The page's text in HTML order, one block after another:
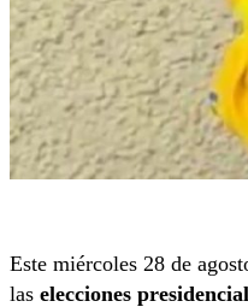
Este miércoles 28 de
las elecciones